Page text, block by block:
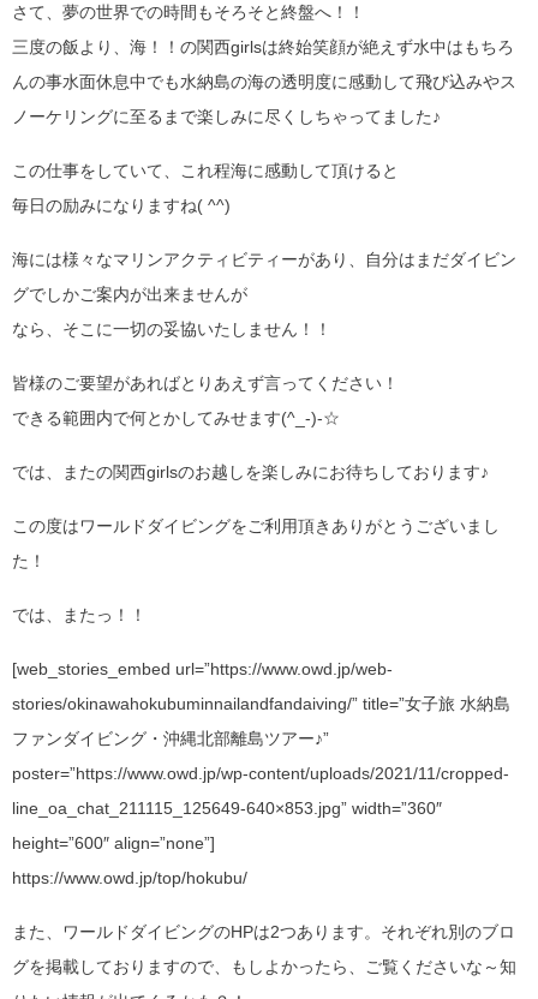
さて、夢の世界での時間もそろそと終盤へ！！
三度の飯より、海！！の関西girlsは終始笑顔が絶えず水中はもちろ
んの事水面休息中でも水納島の海の透明度に感動して飛び込みやス
ノーケリングに至るまで楽しみに尽くしちゃってました♪
この仕事をしていて、これ程海に感動して頂けると
毎日の励みになりますね( ^^)
海には様々なマリンアクティビティーがあり、自分はまだダイビン
グでしかご案内が出来ませんが
なら、そこに一切の妥協いたしません！！
皆様のご要望があればとりあえず言ってください！
できる範囲内で何とかしてみせます(^_-)-☆
では、またの関西girlsのお越しを楽しみにお待ちしております♪
この度はワールドダイビングをご利用頂きありがとうございまし
た！
では、またっ！！
[web_stories_embed url=”https://www.owd.jp/web-
stories/okinawahokubuminnailandfandaiving/” title=”女子旅 水納島
ファンダイビング・沖縄北部離島ツアー♪”
poster=”https://www.owd.jp/wp-content/uploads/2021/11/cropped-
line_oa_chat_211115_125649-640×853.jpg” width=”360″
height=”600″ align=”none”]
https://www.owd.jp/top/hokubu/
また、ワールドダイビングのHPは2つあります。それぞれ別のブロ
グを掲載しておりますので、もしよかったら、ご覧くださいな～知